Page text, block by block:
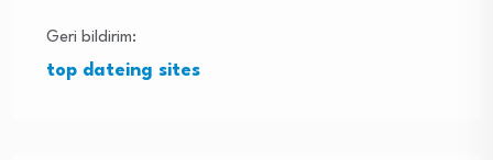
Geri bildirim:
top dateing sites